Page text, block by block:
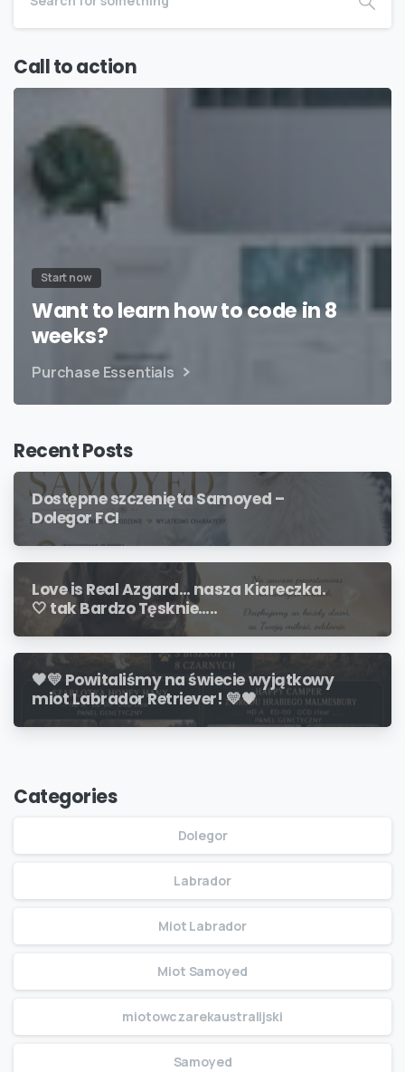
Call to action
Start now
Want to learn how to code in 8
weeks?
Purchase Essentials
Recent Posts
Dostępne szczenięta Samoyed –
Dolegor FCI
Love is Real Azgard… nasza Kiareczka.
🤍 tak Bardzo Tęsknie…..
🖤💛 Powitaliśmy na świecie wyjątkowy
miot Labrador Retriever! 💛🖤
Categories
Dolegor
Labrador
Miot Labrador
Miot Samoyed
miotowczarekaustralijski
Samoyed